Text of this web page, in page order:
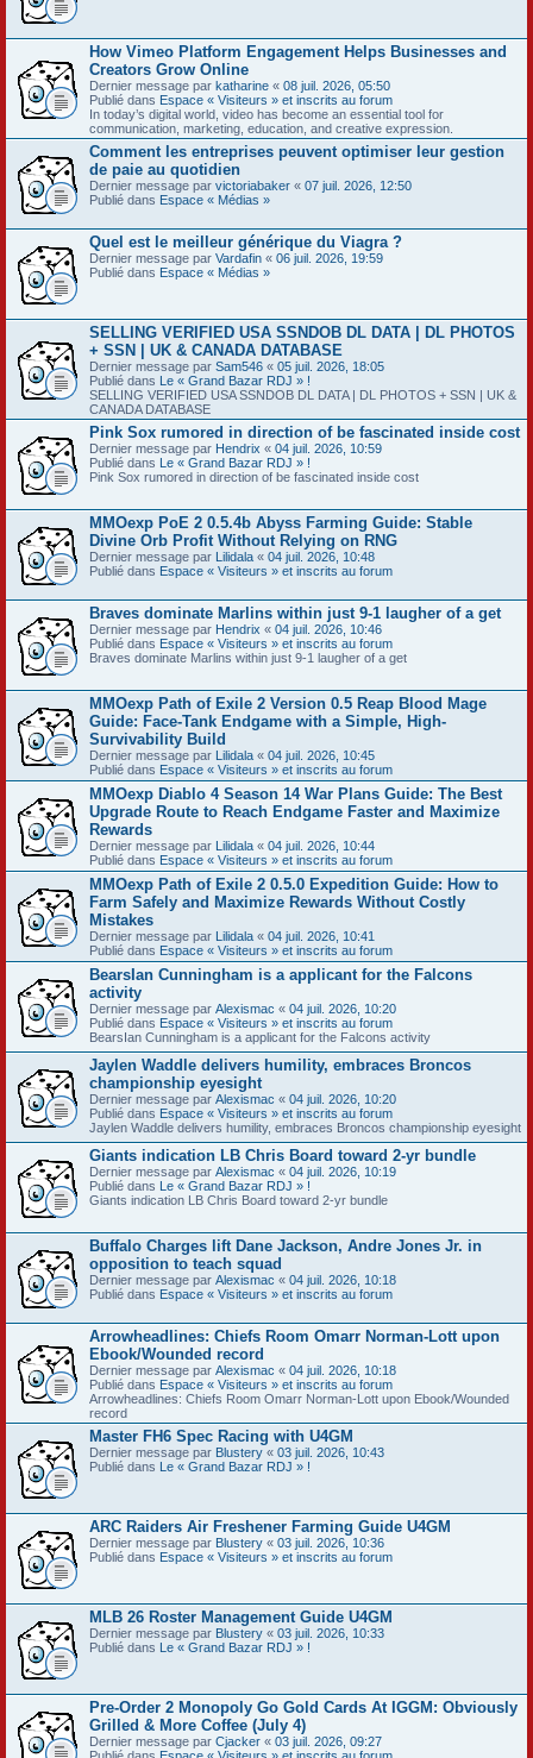
How Vimeo Platform Engagement Helps Businesses and
Creators Grow Online
Dernier message par katharine « 08 juil. 2026, 05:50
Publié dans Espace « Visiteurs » et inscrits au forum
In today’s digital world, video has become an essential tool for
communication, marketing, education, and creative expression.
Comment les entreprises peuvent optimiser leur gestion
de paie au quotidien
Dernier message par victoriabaker « 07 juil. 2026, 12:50
Publié dans Espace « Médias »
Quel est le meilleur générique du Viagra ?
Dernier message par Vardafin « 06 juil. 2026, 19:59
Publié dans Espace « Médias »
SELLING VERIFIED USA SSNDOB DL DATA | DL PHOTOS
+ SSN | UK & CANADA DATABASE
Dernier message par Sam546 « 05 juil. 2026, 18:05
Publié dans Le « Grand Bazar RDJ » !
SELLING VERIFIED USA SSNDOB DL DATA | DL PHOTOS + SSN | UK &
CANADA DATABASE
Pink Sox rumored in direction of be fascinated inside cost
Dernier message par Hendrix « 04 juil. 2026, 10:59
Publié dans Le « Grand Bazar RDJ » !
Pink Sox rumored in direction of be fascinated inside cost
MMOexp PoE 2 0.5.4b Abyss Farming Guide: Stable
Divine Orb Profit Without Relying on RNG
Dernier message par Lilidala « 04 juil. 2026, 10:48
Publié dans Espace « Visiteurs » et inscrits au forum
Braves dominate Marlins within just 9-1 laugher of a get
Dernier message par Hendrix « 04 juil. 2026, 10:46
Publié dans Espace « Visiteurs » et inscrits au forum
Braves dominate Marlins within just 9-1 laugher of a get
MMOexp Path of Exile 2 Version 0.5 Reap Blood Mage
Guide: Face-Tank Endgame with a Simple, High-
Survivability Build
Dernier message par Lilidala « 04 juil. 2026, 10:45
Publié dans Espace « Visiteurs » et inscrits au forum
MMOexp Diablo 4 Season 14 War Plans Guide: The Best
Upgrade Route to Reach Endgame Faster and Maximize
Rewards
Dernier message par Lilidala « 04 juil. 2026, 10:44
Publié dans Espace « Visiteurs » et inscrits au forum
MMOexp Path of Exile 2 0.5.0 Expedition Guide: How to
Farm Safely and Maximize Rewards Without Costly
Mistakes
Dernier message par Lilidala « 04 juil. 2026, 10:41
Publié dans Espace « Visiteurs » et inscrits au forum
BearsIan Cunningham is a applicant for the Falcons
activity
Dernier message par Alexismac « 04 juil. 2026, 10:20
Publié dans Espace « Visiteurs » et inscrits au forum
BearsIan Cunningham is a applicant for the Falcons activity
Jaylen Waddle delivers humility, embraces Broncos
championship eyesight
Dernier message par Alexismac « 04 juil. 2026, 10:20
Publié dans Espace « Visiteurs » et inscrits au forum
Jaylen Waddle delivers humility, embraces Broncos championship eyesight
Giants indication LB Chris Board toward 2-yr bundle
Dernier message par Alexismac « 04 juil. 2026, 10:19
Publié dans Le « Grand Bazar RDJ » !
Giants indication LB Chris Board toward 2-yr bundle
Buffalo Charges lift Dane Jackson, Andre Jones Jr. in
opposition to teach squad
Dernier message par Alexismac « 04 juil. 2026, 10:18
Publié dans Espace « Visiteurs » et inscrits au forum
Arrowheadlines: Chiefs Room Omarr Norman-Lott upon
Ebook/Wounded record
Dernier message par Alexismac « 04 juil. 2026, 10:18
Publié dans Espace « Visiteurs » et inscrits au forum
Arrowheadlines: Chiefs Room Omarr Norman-Lott upon Ebook/Wounded
record
Master FH6 Spec Racing with U4GM
Dernier message par Blustery « 03 juil. 2026, 10:43
Publié dans Le « Grand Bazar RDJ » !
ARC Raiders Air Freshener Farming Guide U4GM
Dernier message par Blustery « 03 juil. 2026, 10:36
Publié dans Espace « Visiteurs » et inscrits au forum
MLB 26 Roster Management Guide U4GM
Dernier message par Blustery « 03 juil. 2026, 10:33
Publié dans Le « Grand Bazar RDJ » !
Pre-Order 2 Monopoly Go Gold Cards At IGGM: Obviously
Grilled & More Coffee (July 4)
Dernier message par Cjacker « 03 juil. 2026, 09:27
Publié dans Espace « Visiteurs » et inscrits au forum